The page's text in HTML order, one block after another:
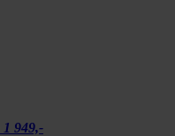
1 949,-